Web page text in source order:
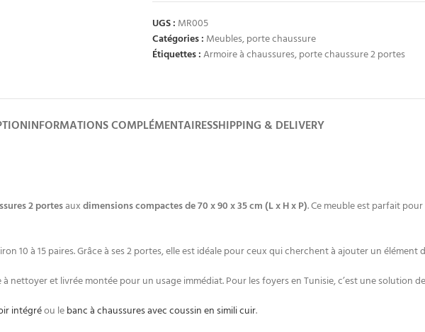
UGS : MR005
Catégories : Meubles,porte chaussure
Étiquettes :Armoire à chaussures,porte chaussure 2 portes
INFORMATIONS COMPLÉMENTAIRESSHIPPING & DELIVERY
2 portesauxdimensions compactes de 70 x 90 x 35 cm (L x H x P). Ce meuble est parfait
10 à 15 paires. Grâce à ses 2 portes, elle est idéale pour ceux qui cherchent à ajouter un élément
nettoyer et livrée montée pour un usage immédiat. Pour les foyers en Tunisie, c’est une solution
intégréou lebanc à chaussures avec coussin en simili cuir.